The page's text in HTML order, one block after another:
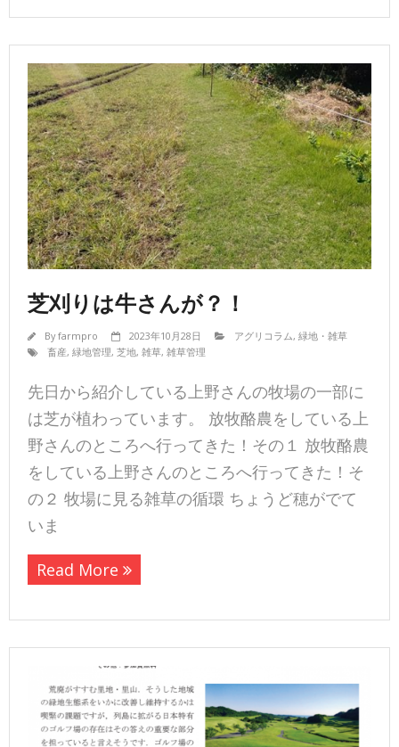
芝刈りは牛さんが？！
Byfarmpro 2023年10月28日 アグリコラム, 緑地・雑草
畜産, 緑地管理, 芝地, 雑草, 雑草管理
先日から紹介している上野さんの牧場の一部に
は芝が植わっています。 放牧酪農をしている上
野さんのところへ行ってきた！その１ 放牧酪農
をしている上野さんのところへ行ってきた！そ
の２ 牧場に見る雑草の循環 ちょうど穂がでて
いま
Read More